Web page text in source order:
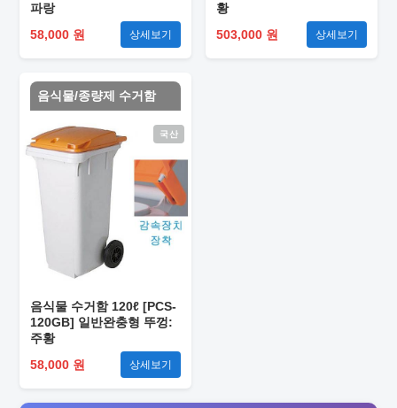
파랑
58,000 원
상세보기
황
503,000 원
상세보기
음식물/종량제 수거함
국산
음식물 수거함 120ℓ [PCS-
120GB] 일반완충형 뚜껑:
주황
58,000 원
상세보기